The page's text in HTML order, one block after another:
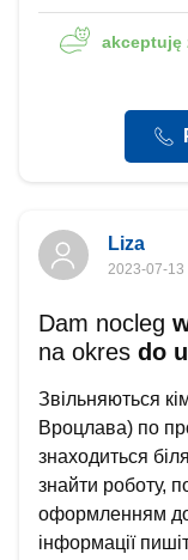
akceptuję
Liza
2023-07-13
Dam nocleg
na okres do
Звільняються
Вроцлава) по
знаходиться
знайти роботу,
оформленням
інформації